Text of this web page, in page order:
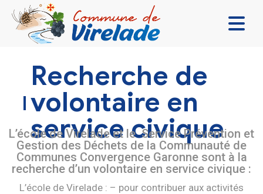
VIVRE ENSEMBLE
SE DIVERTIR
DÉCOUVRIR
CONTACT
Recherche de
volontaire en
service civique
L’école de Virelade et leServicePrévention et
Gestion des Déchets de la Communauté de
Communes Convergence Garonne sont à la
recherche d’un volontaire en service civique :
L’école de Virelade : – pour contribuer aux activités